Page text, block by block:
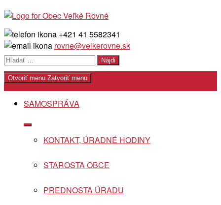
Skip
to
content
+421 41 5582341
rovne@velkerovne.sk
Hľadať:
Otvoriť menu Zatvoriť menu
SAMOSPRÁVA
Show
menu
KONTAKT, ÚRADNÉ HODINY
STAROSTA OBCE
PREDNOSTA ÚRADU